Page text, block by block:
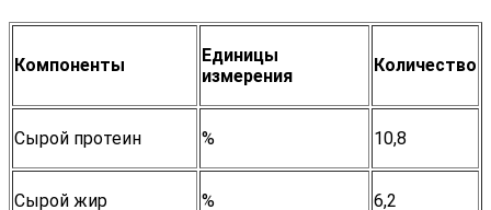
Компоненты
Единицы
измерения
Количество
Сырой протеин % 10,8
Сырой жир % 6,2